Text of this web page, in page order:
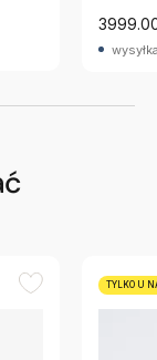
TYLKO U